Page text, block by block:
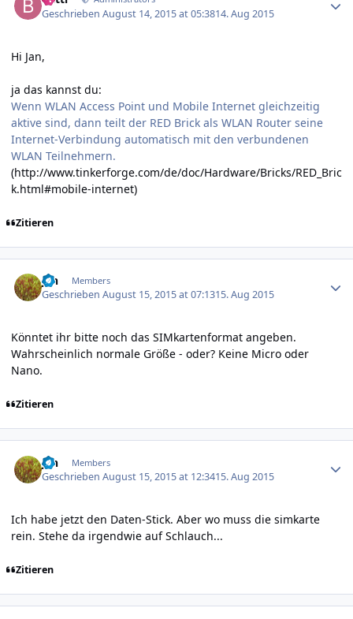
GeschriebenAugust 14, 2015 at 05:3814. Aug 2015
Hi Jan,
ja das kannst du:
Wenn WLAN Access Point und Mobile Internet gleichzeitig
aktive sind, dann teilt der RED Brick als WLAN Router seine
Internet-Verbindung automatisch mit den verbundenen
WLAN Teilnehmern.
(http://www.tinkerforge.com/de/doc/Hardware/Bricks/RED_Bric
k.html#mobile-internet)
Zitieren
jan Members
GeschriebenAugust 15, 2015 at 07:1315. Aug 2015
Könntet ihr bitte noch das SIMkartenformat angeben.
Wahrscheinlich normale Größe - oder? Keine Micro oder
Nano.
Zitieren
jan Members
GeschriebenAugust 15, 2015 at 12:3415. Aug 2015
Ich habe jetzt den Daten-Stick. Aber wo muss die simkarte
rein. Stehe da irgendwie auf Schlauch...
Zitieren